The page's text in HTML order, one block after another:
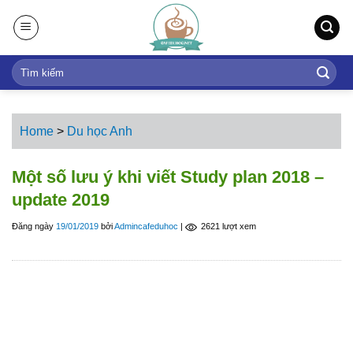
t
Home > Du học Anh
Một số lưu ý khi viết Study plan 2018 –
update 2019
Đăng ngày 19/01/2019 bởiAdmincafeduhoc | 2621 lượt xem